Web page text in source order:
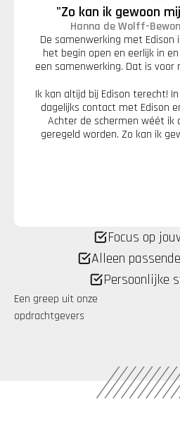
"Zo kan ik gewoon
Hanna de Wolff-
De samenwerking met Edison
het begin open en eerlijk in
een samenwerking. Dat is voor
Ik kan altijd bij Edison terecht!
dagelijks contact met Edison
Achter de schermen wéét ik
geregeld worden. Zo kan ik
Focus op
Alleen
Persoonlijke
Een greep uit onze
opdrachtgevers